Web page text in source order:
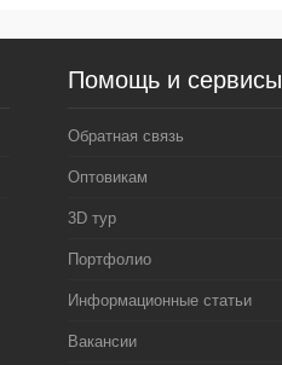
Помощь и сервисы
Обратная связь
Оптовикам
3D тур
Портфолио
Информационные статьи
Вакансии